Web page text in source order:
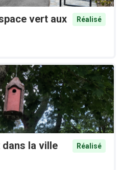
vert aux
Réalisé
la ville
Réalisé